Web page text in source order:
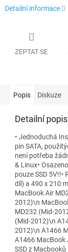
Detailní informace
ZEPTAT SE
Popis Diskuze
Detailní
• Jednoduchá
pin SATA,
není potřeba
& Linux•
pouze SSD 5V!!•
díl) a 490 x 210
MacBook Air
2012)\n
MD232 (Mid-
(Mid-2012)\n
2012)\n A1466
A1466 MacBook
SSD z Macbooků